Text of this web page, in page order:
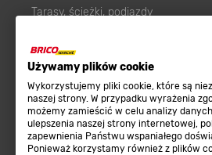
Używamy plików cookie
Wykorzystujemy pliki cookie, które są
naszej strony. W przypadku wyrażenia
możemy zamieścić w celu analizy
ulepszenia naszej strony internetowej,
zapewnienia Państwu wspaniałego
Ponieważ korzystamy również z plików
Tarasy, ścieżki, podjazdy
Karma dla psa
Farby wewnętrzne białe
Elektryka
Panele